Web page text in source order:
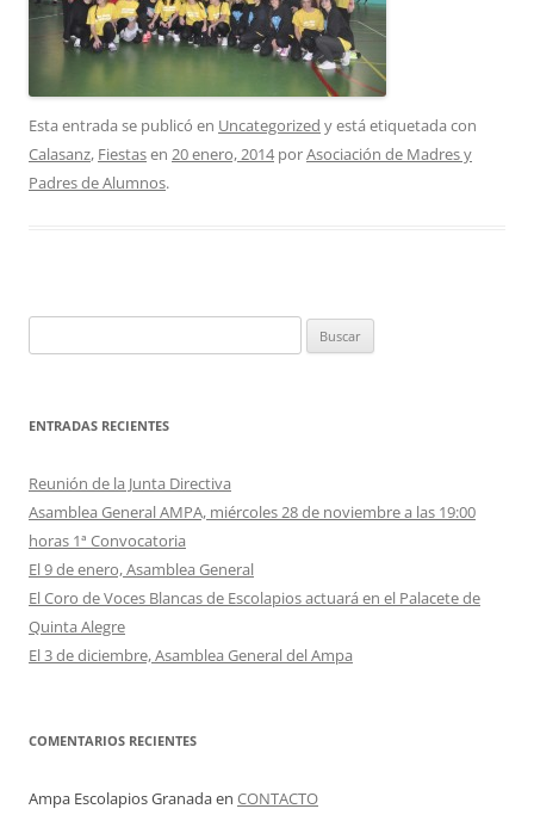
Esta entrada se publicó en Uncategorized y está etiquetada con
Calasanz, Fiestasen 20 enero, 2014porAsociación de Madres y
Padres de Alumnos.
ENTRADAS RECIENTES
Reunión de la Junta Directiva
Asamblea General AMPA, miércoles 28 de noviembre a las 19:00
horas 1ª Convocatoria
El 9 de enero, Asamblea General
El Coro de Voces Blancas de Escolapios actuará en el Palacete de
Quinta Alegre
El 3 de diciembre, Asamblea General del Ampa
COMENTARIOS RECIENTES
Ampa Escolapios Granadaen CONTACTO